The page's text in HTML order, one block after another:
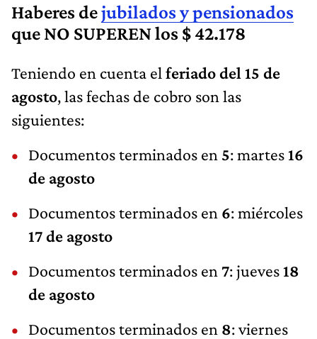
Haberes dejubilados y pensionados
que NO SUPEREN los $ 42.178
Teniendo en cuenta el feriado del 15 de
agosto, las fechas de cobro son las
siguientes:
Documentos terminados en 5: martes16
de agosto
Documentos terminados en 6: miércoles
17 de agosto
Documentos terminados en 7: jueves18
de agosto
Documentos terminados en 8: viernes